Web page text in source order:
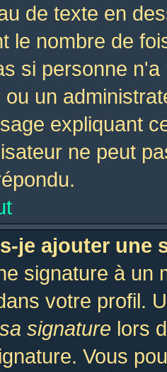
de texte en
le nombre de
si personne
ou un
expliquant
ne peut
je ajouter une
signature à un
votre profil.
signature lors
Vous